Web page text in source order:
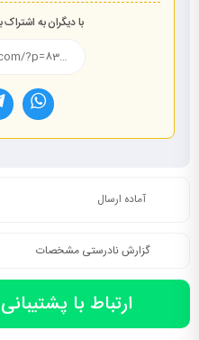
با دیگران به اشتراک
آماده ارسال
گزارش نادرستی مشخصات
ارتباط با